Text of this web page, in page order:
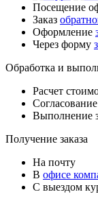
Посещение
Заказ
Оформление
Через форму
Обработка и
Расчет
Выполнение
Получение заказа
На почту
В офисе
С выездом